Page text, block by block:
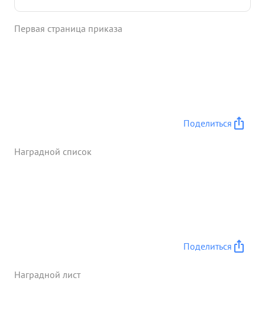
земле и в воздушном бою сбил 1 МЕ-109.
Первая страница приказа
Поделиться
Наградной список
Поделиться
Наградной лист